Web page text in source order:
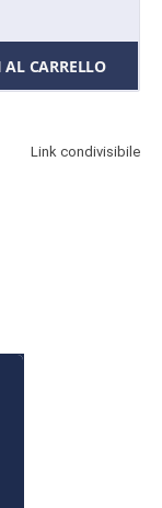
CARRELLO
Link condivisibile